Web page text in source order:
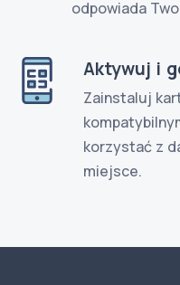
odpowiada
Aktywuj i
Zainstaluj
korzystać z
miejsce.